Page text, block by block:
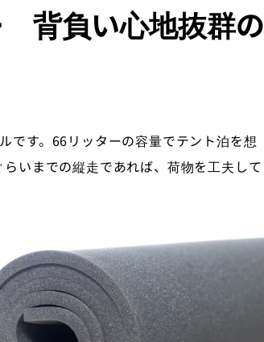
背負い心地抜群の
です。66リッターの容量でテント泊を想
いまでの縦走であれば、荷物を工夫して